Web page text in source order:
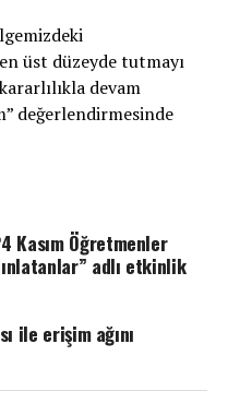
üst düzeyde tutmayı
devam
değerlendirmesinde
Kasım Öğretmenler
adlı etkinlik
ile erişim ağını